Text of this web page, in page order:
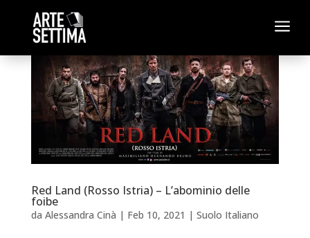
a
Red Land (Rosso Istria) – L’abominio delle
foibe
da Alessandra Cinà | Feb 10, 2021 | Suolo Italiano